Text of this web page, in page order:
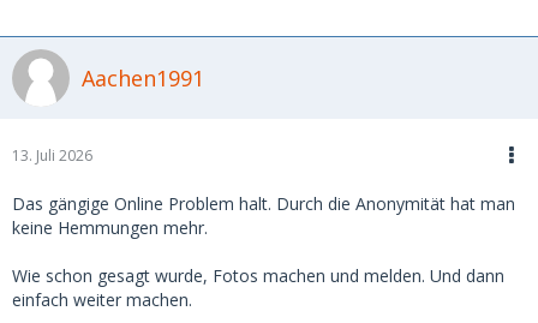
Aachen1991
13. Juli 2026
Das gängige Online Problem halt. Durch die Anonymität hat man
keine Hemmungen mehr.
Wie schon gesagt wurde, Fotos machen und melden. Und dann
einfach weiter machen.